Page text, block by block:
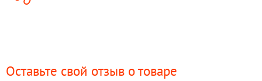
Оставьте свой отзыв о товаре